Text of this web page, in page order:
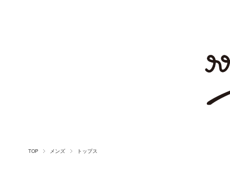
TOP メンズ トップス